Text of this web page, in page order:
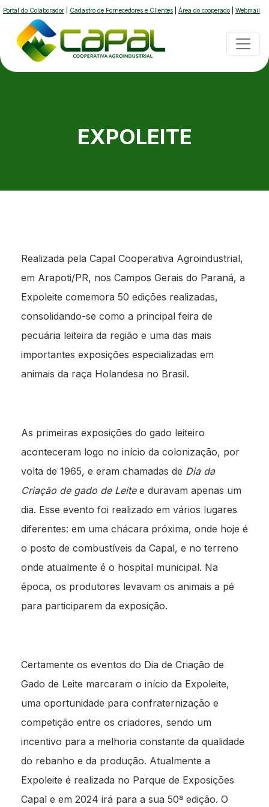
Portal do Colaborador Cadastro de Fornecedores e Clientes Área do cooperado Webmail
EXPOLEITE
Realizada pela Capal Cooperativa Agroindustrial,
em Arapoti/PR, nos Campos Gerais do Paraná, a
Expoleite comemora 50 edições realizadas,
consolidando-se como a principal feira de
pecuária leiteira da região e uma das mais
importantes exposições especializadas em
animais da raça Holandesa no Brasil.
As primeiras exposições do gado leiteiro
aconteceram logo no início da colonização, por
volta de 1965, e eram chamadas de Dia da
Criação de gado de Leite e duravam apenas um
dia. Esse evento foi realizado em vários lugares
diferentes: em uma chácara próxima, onde hoje é
o posto de combustíveis da Capal, e no terreno
onde atualmente é o hospital municipal. Na
época, os produtores levavam os animais a pé
para participarem da exposição.
Certamente os eventos do Dia de Criação de
Gado de Leite marcaram o início da Expoleite,
uma oportunidade para confraternização e
competição entre os criadores, sendo um
incentivo para a melhoria constante da qualidade
do rebanho e da produção. Atualmente a
Expoleite é realizada no Parque de Exposições
Capal e em 2024 irá para a sua 50ª edição. O